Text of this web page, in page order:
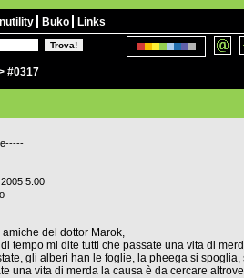
#0317
Inutility Buko Links
5:00
del dottor Marok,
tempo mi dite tutti che passate una vita di
gli alberi han le foglie, la pheega si
una vita di merda la causa è da cercare